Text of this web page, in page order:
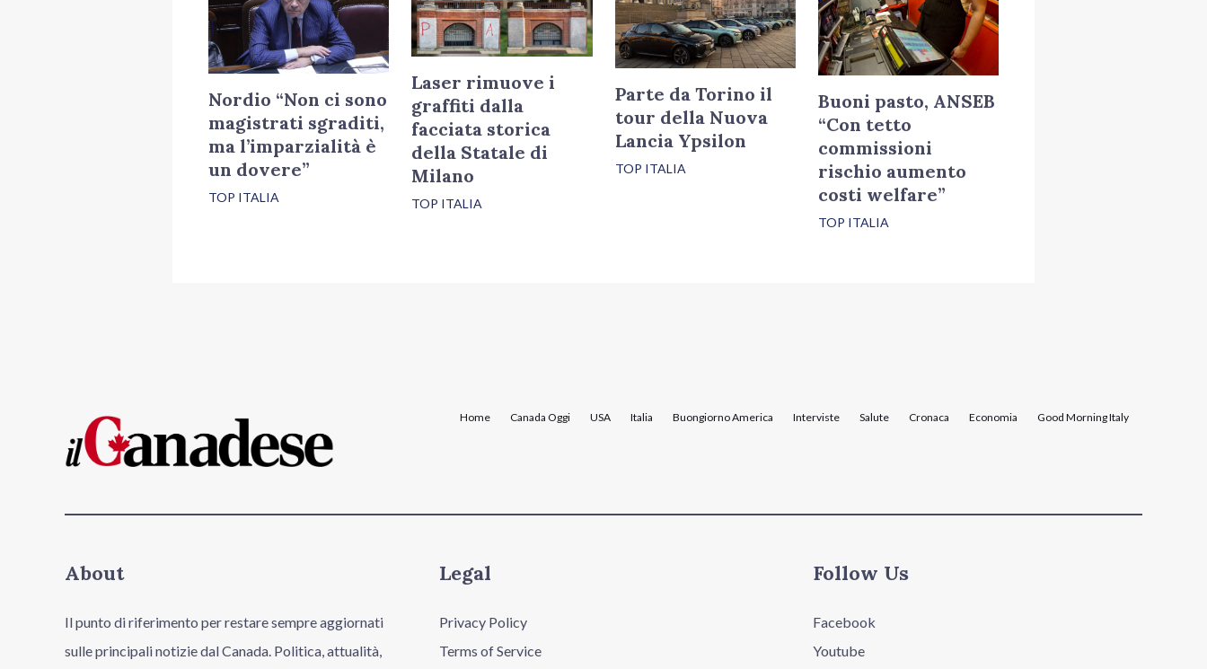
Nordio “Non ci sono
magistrati sgraditi,
ma l’imparzialità è
un dovere”
TOP ITALIA
Laser rimuove i
graffiti dalla
facciata storica
della Statale di
Milano
TOP ITALIA
Parte da Torino il
tour della Nuova
Lancia Ypsilon
TOP ITALIA
Buoni pasto, ANSEB
“Con tetto
commissioni
rischio aumento
costi welfare”
TOP ITALIA
Home Canada Oggi USA Italia Buongiorno America Interviste Salute Cronaca Economia Good Morning Italy
About
Il punto di riferimento per restare sempre aggiornati
sulle principali notizie dal Canada. Politica, attualità,
Legal
Privacy Policy
Terms of Service
Follow Us
Facebook
Youtube